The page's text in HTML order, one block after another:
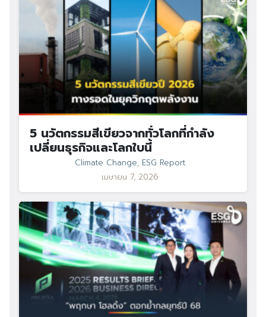
Search
5 นวัตกรรมสีเขียวจากทั่วโลกที่กำลัง
เปลี่ยนธุรกิจและโลกใบนี้
Climate Change, ESG Report
เมษายน 7, 2026